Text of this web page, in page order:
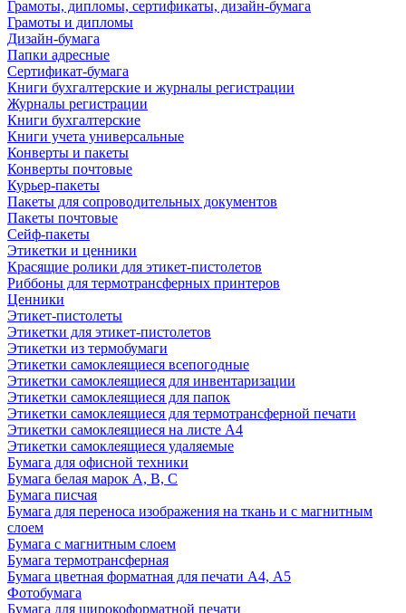
Грамоты, дипломы, сертификаты, дизайн-бумага
Грамоты и дипломы
Дизайн-бумага
Папки адресные
Сертификат-бумага
Книги бухгалтерские и журналы регистрации
Журналы регистрации
Книги бухгалтерские
Книги учета универсальные
Конверты и пакеты
Конверты почтовые
Курьер-пакеты
Пакеты для сопроводительных документов
Пакеты почтовые
Сейф-пакеты
Этикетки и ценники
Красящие ролики для этикет-пистолетов
Риббоны для термотрансферных принтеров
Ценники
Этикет-пистолеты
Этикетки для этикет-пистолетов
Этикетки из термобумаги
Этикетки самоклеящиеся всепогодные
Этикетки самоклеящиеся для инвентаризации
Этикетки самоклеящиеся для папок
Этикетки самоклеящиеся для термотрансферной печати
Этикетки самоклеящиеся на листе А4
Этикетки самоклеящиеся удаляемые
Бумага для офисной техники
Бумага белая марок А, В, С
Бумага писчая
Бумага для переноса изображения на ткань и с магнитным
слоем
Бумага с магнитным слоем
Бумага термотрансферная
Бумага цветная форматная для печати А4, А5
Фотобумага
Бумага для широкоформатной печати